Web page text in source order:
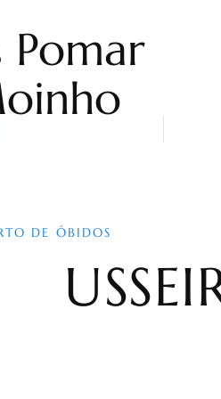
Pomar
DE ÓBIDOS